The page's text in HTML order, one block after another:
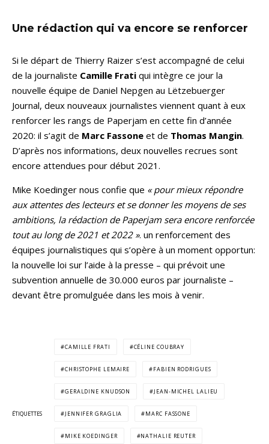
Une rédaction qui va encore se renforcer
Si le départ de Thierry Raizer s’est accompagné de celui
de la journaliste Camille Frati qui intègre ce jour la
nouvelle équipe de Daniel Nepgen au Lëtzebuerger
Journal, deux nouveaux journalistes viennent quant à eux
renforcer les rangs de Paperjam en cette fin d’année
2020: il s’agit de Marc Fassone et de Thomas Mangin.
D’après nos informations, deux nouvelles recrues sont
encore attendues pour début 2021.
Mike Koedinger nous confie que « pour mieux répondre
aux attentes des lecteurs et se donner les moyens de ses
ambitions, la rédaction de Paperjam sera encore renforcée
tout au long de 2021 et 2022 ». un renforcement des
équipes journalistiques qui s’opère à un moment opportun:
la nouvelle loi sur l’aide à la presse – qui prévoit une
subvention annuelle de 30.000 euros par journaliste –
devant être promulguée dans les mois à venir.
ÉTIQUETTES
CAMILLE FRATI CÉLINE COUBRAY
CHRISTOPHE LEMAIRE FABIEN RODRIGUES
GERALDINE KNUDSON JEAN-MICHEL LALIEU
JENNIFER GRAGLIA MARC FASSONE
MIKE KOEDINGER NATHALIE REUTER